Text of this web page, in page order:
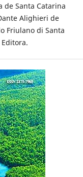
de Santa Catarina
Alighieri de
Friulano di Santa